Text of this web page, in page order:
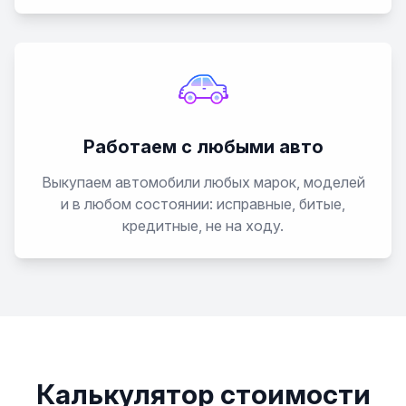
Работаем с любыми авто
Выкупаем автомобили любых марок, моделей
и в любом состоянии: исправные, битые,
кредитные, не на ходу.
Калькулятор стоимости